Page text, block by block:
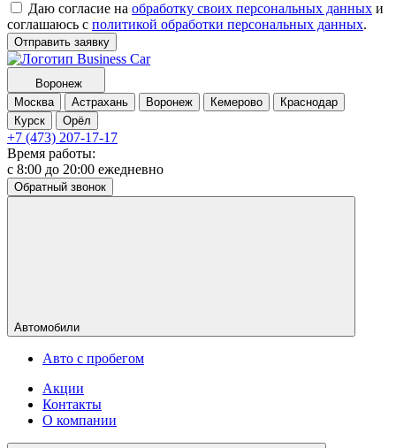
Даю согласие на обработку своих персональных данных и
соглашаюсь с политикой обработки персональных данных.
Отправить заявку
Воронеж
Москва
Астрахань Воронеж Кемерово
Краснодар
Курск
Орёл
+7 (473) 207-17-17
Время работы:
с 8:00 до 20:00 ежедневно
Обратный звонок
Автомобили
Авто с пробегом
Акции
Контакты
О компании